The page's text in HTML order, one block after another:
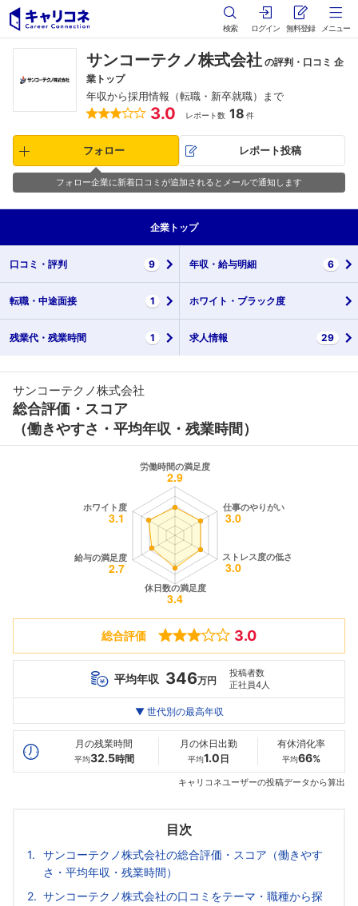
検索 ログイン 無料登録 メニュー
サンコーテクノ株式会社 の評判・口コミ 企
業トップ
年収から採用情報（転職・新卒就職）まで
3.0 レポート数 18 件
フォロー レポート投稿
フォロー企業に新着口コミが追加されるとメールで通知します
企業 トップ
口コミ・ 評判 9 年収・ 給与明細 6
転職・ 中途面接 1 ホワイト・ ブラック度
残業代・ 残業時間 1 求人情報 29
サンコーテクノ株式会社
総合評価・スコア
（働きやすさ・平均年収・残業時間）
総合評価 3.0
平均年収 346万円
投稿者数
正社員4人
最高年収
20代
416万
30代
--万
419万
▼ 世代別の最高年収
月の残業時間
平均32.5時間
月の休日出勤
平均1.0 日
有休消化率
平均66%
キャリコネユーザーの投稿データから算出
目次
サンコーテクノ株式会社の総合評価・スコア（働きやす
さ・平均年収・残業時間）
サンコーテクノ株式会社の口コミをテーマ・職種から探